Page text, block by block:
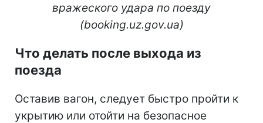
вражеского удара по поезду
(booking.uz.gov.ua)
Что делать после выхода из
поезда
Оставив вагон, следует быстро пройти к
укрытию или отойти на безопасное